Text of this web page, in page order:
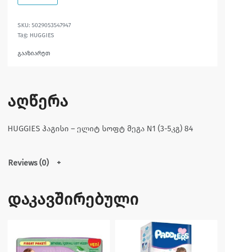
5029053547947
Tag: HUGGIES
გააზიარეთ
აღწერა
HUGGIES ჰაგისი – ელიტ სოფტ მეგა N1 (3-5კგ) 84
Reviews (0)
დაკავშირებული